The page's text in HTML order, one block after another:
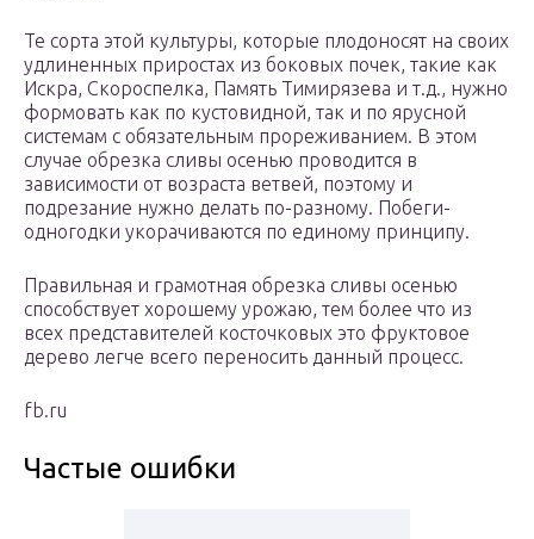
Те сорта этой культуры, которые плодоносят на своих
удлиненных приростах из боковых почек, такие как
Искра, Скороспелка, Память Тимирязева и т.д., нужно
формовать как по кустовидной, так и по ярусной
системам с обязательным прореживанием. В этом
случае обрезка сливы осенью проводится в
зависимости от возраста ветвей, поэтому и
подрезание нужно делать по-разному. Побеги-
одногодки укорачиваются по единому принципу.
Правильная и грамотная обрезка сливы осенью
способствует хорошему урожаю, тем более что из
всех представителей косточковых это фруктовое
дерево легче всего переносить данный процесс.
fb.ru
Частые ошибки